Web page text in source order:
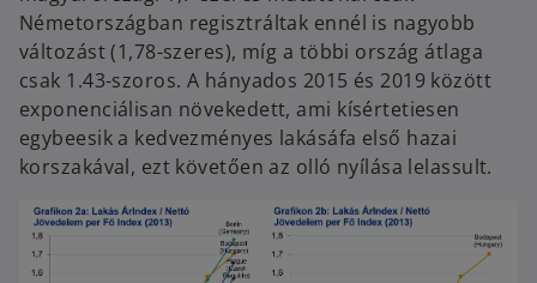
Németországban regisztráltak ennél is nagyobb
változást (1,78-szeres), míg a többi ország átlaga
csak 1.43-szoros. A hányados 2015 és 2019 között
exponenciálisan növekedett, ami kísértetiesen
egybeesik a kedvezményes lakásáfa első hazai
korszakával, ezt követően az olló nyílása lelassult.